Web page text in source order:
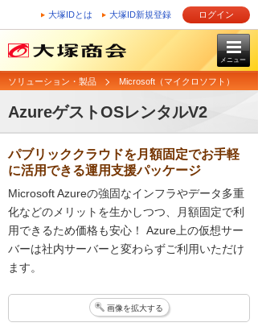
大塚IDとは 大塚ID新規登録 ログイン
メニュー
ソリューション・製品 Microsoft（マイクロソフト）
AzureゲストOSレンタルV2
パブリッククラウドを月額固定でお手軽
に活用できる運用支援パッケージ
Microsoft Azureの強固なインフラやデータ多重
化などのメリットを生かしつつ、月額固定で利
用できるため価格も安心！ Azure上の仮想サー
バーは社内サーバーと変わらずご利用いただけ
ます。
画像を拡大する